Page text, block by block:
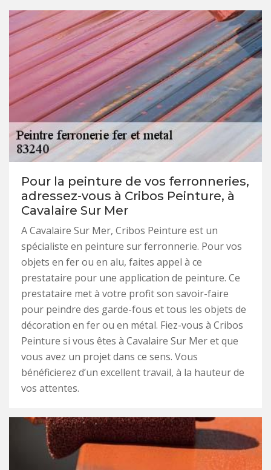
Pour la peinture de vos ferronneries,
adressez-vous à Cribos Peinture, à
Cavalaire Sur Mer
A Cavalaire Sur Mer, Cribos Peinture est un
spécialiste en peinture sur ferronnerie. Pour vos
objets en fer ou en alu, faites appel à ce
prestataire pour une application de peinture. Ce
prestataire met à votre profit son savoir-faire
pour peindre des garde-fous et tous les objets de
décoration en fer ou en métal. Fiez-vous à Cribos
Peinture si vous êtes à Cavalaire Sur Mer et que
vous avez un projet dans ce sens. Vous
bénéficierez d’un excellent travail, à la hauteur de
vos attentes.